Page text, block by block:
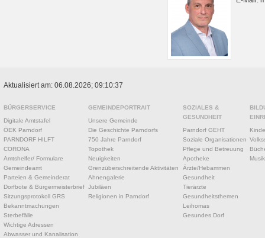
Aktualisiert am: 06.08.2026; 09:10:37
BÜRGERSERVICE
Digitale Amtstafel
ÖEK Parndorf
PARNDORF HILFT
CORONA
Amtshelfer/ Formulare
Gemeindeamt
Parteien & Gemeinderat
Dorfbote & Bürgermeisterbrief
Sitzungsprotokoll GRS
Bekanntmachungen
Sterbefälle
Wichtige Adressen
Abwasser und Kanalisation
GEMEINDEPORTRAIT
Unsere Gemeinde
Die Geschichte Parndorfs
750 Jahre Parndorf
Topothek
Neuigkeiten
Grenzüberschreitende Aktivitäten
Ahnengalerie
Jubiläen
Religionen in Parndorf
SOZIALES &
GESUNDHEIT
Parndorf GEHT
Soziale Organisationen
Pflege und Betreuung
Apotheke
Ärzte/Hebammen
Gesundheit
Tierärzte
Gesundheitsthemen
Leihomas
Gesundes Dorf